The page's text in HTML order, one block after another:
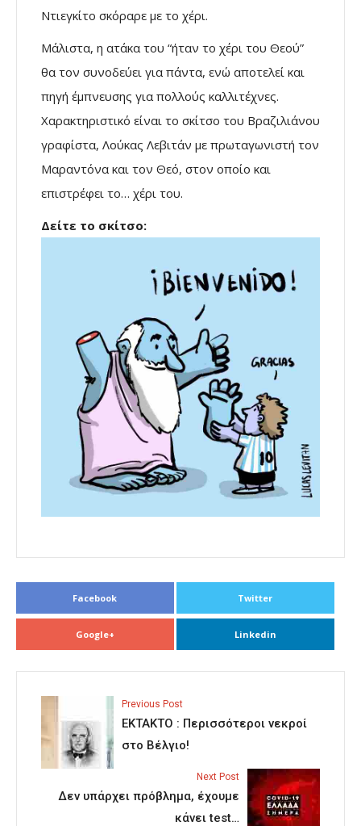
Ντιεγκίτο σκόραρε με το χέρι.
Μάλιστα, η ατάκα του “ήταν το χέρι του Θεού”
θα τον συνοδεύει για πάντα, ενώ αποτελεί και
πηγή έμπνευσης για πολλούς καλλιτέχνες.
Χαρακτηριστικό είναι το σκίτσο του Βραζιλιάνου
γραφίστα, Λούκας Λεβιτάν με πρωταγωνιστή τον
Μαραντόνα και τον Θεό, στον οποίο και
επιστρέφει το… χέρι του.
Δείτε το σκίτσο:
Facebook Twitter
Google+ Linkedin
Previous Post
ΕΚΤΑΚΤΟ : Περισσότεροι νεκροί
στο Βέλγιο!
Next Post
Δεν υπάρχει πρόβλημα, έχουμε
κάνει test…